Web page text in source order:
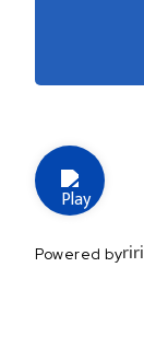
Powered byriri